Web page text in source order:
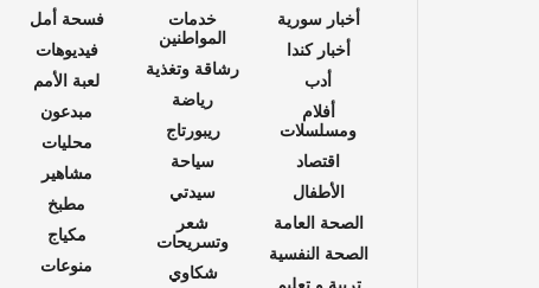
أخبار سورية
أخبار كندا
أدب
أفلام
ومسلسلات
اقتصاد
الأطفال
الصحة العامة
الصحة النفسية
تربية و تعليم
خدمات
المواطنين
رشاقة وتغذية
رياضة
ريبورتاج
سياحة
سيدتي
شعر
وتسريحات
شكاوي
فسحة أمل
فيديوهات
لعبة الأمم
مبدعون
محليات
مشاهير
مطبخ
مكياج
منوعات